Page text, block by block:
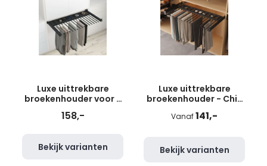
Luxe uittrekbare
broekenhouder voor 8
broeken - antraciet
158,-
Bekijk varianten
Luxe uittrekbare
broekenhouder - Chic
line - 490 mm diep -
500-600 mm
Vanaf141,-
Bekijk varianten